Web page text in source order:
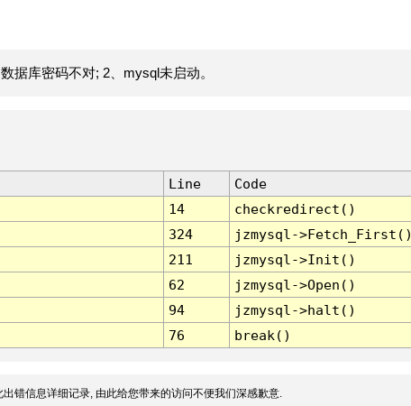
据库密码不对; 2、mysql未启动。
Line
Code
14
checkredirect()
324
jzmysql-
211
jzmysql->Init()
62
jzmysql->Open()
94
jzmysql->halt()
76 break()
错信息详细记录, 由此给您带来的访问不便我们深感歉意.